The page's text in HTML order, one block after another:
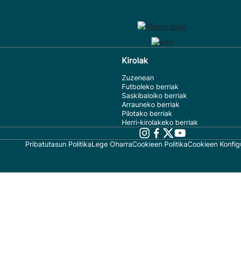
Kirolak
Zuzenean
Futboleko berriak
Saskibaloiko berriak
Arrauneko berriak
Pilotako berriak
Herri-kirolakeko berriak
Pribatutasun PolitikaLege OharraCookieen PolitikaCookieen